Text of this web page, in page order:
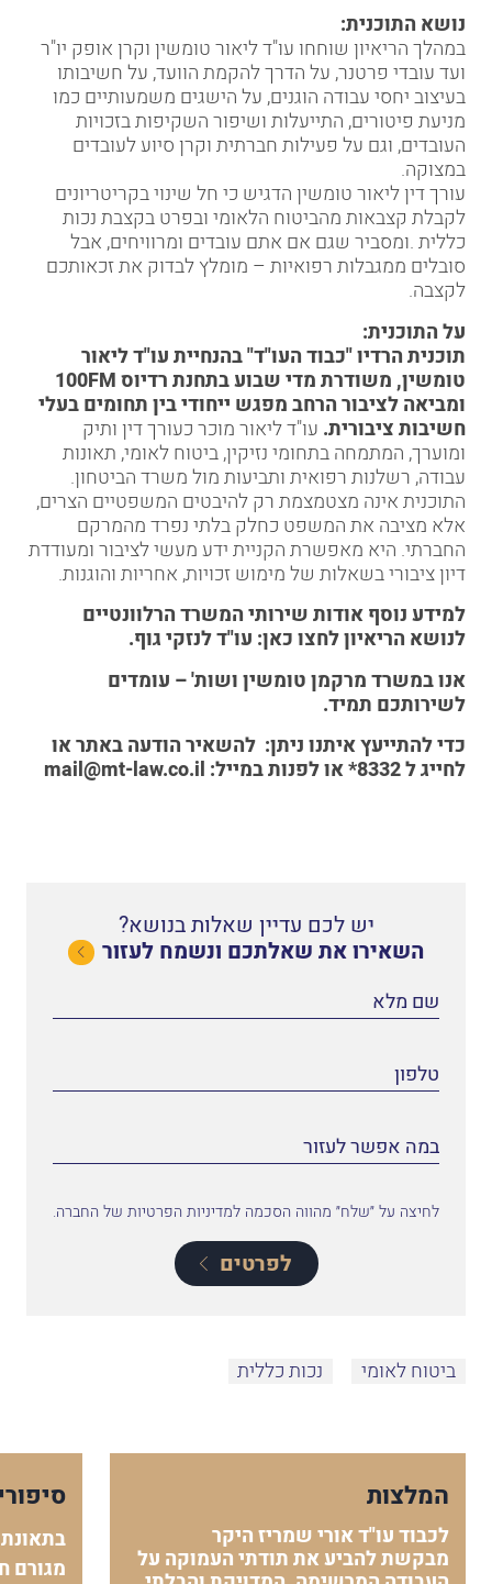
נושא התוכנית:
במהלך הריאיון שוחחו עו"ד ליאור טומשין וקרן אופק יו"ר
ועד עובדי פרטנר, על הדרך להקמת הוועד, על חשיבותו
בעיצוב יחסי עבודה הוגנים, על הישגים משמעותיים כמו
מניעת פיטורים, התייעלות ושיפור השקיפות בזכויות
העובדים, וגם על פעילות חברתית וקרן סיוע לעובדים
במצוקה.
עורך דין ליאור טומשין הדגיש כי חל שינוי בקריטריונים
לקבלת קצבאות מהביטוח הלאומיובפרטבקצבת נכות
כללית.ומסביר שגם אם אתם עובדים ומרוויחים, אבל
סובלים ממגבלות רפואיות – מומלץ לבדוק את זכאותכם
לקצבה.
על התוכנית:
תוכנית הרדיו "כבוד העו"ד" בהנחיית עו"דליאור
טומשין
, משודרת מדי שבוע בתחנת רדיוס 100FM
ומביאה לציבור הרחב מפגש ייחודי בין תחומים בעלי
חשיבות ציבורית. עו"ד ליאור מוכר כעורך דין ותיק
ומוערך, המתמחה בתחומינזיקין, ביטוח לאומי,תאונות
עבודה,רשלנות רפואיתותביעות מולמשרד הביטחון.
התוכנית אינה מצטמצמת רק להיבטים המשפטיים הצרים,
אלא מציבה את המשפט כחלק בלתי נפרד מהמרקם
החברתי. היא מאפשרת הקניית ידע מעשי לציבור ומעודדת
דיון ציבורי בשאלות של מימוש זכויות, אחריות והוגנות.
למידע נוסף אודות שירותי המשרד הרלוונטיים
לנושא הריאיון לחצו כאן: עו"ד לנזקי גוף.
אנו במשרד מרקמן טומשין ושות' – עומדים
לשירותכם תמיד.
כדי להתייעץ איתנוניתן: להשאיר הודעה באתראו
לחייג ל8332* או לפנות במייל: mail@mt-law.co.il
יש לכם עדיין שאלות בנושא?
השאירו את שאלתכם ונשמח לעזור
לחיצה על ״שלח״ מהווה הסכמה למדיניות הפרטיות של החברה.
לפרטים
ביטוח לאומי נכות כללית
המלצות
לכבוד עו"ד אורי שמריז היקר
מבקשת להביע את תודתי העמוקה על
מגורם